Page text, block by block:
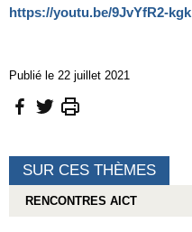
https://youtu.be/9JvYfR2-kgk
Publié le 22 juillet 2021
SUR CES THÈMES
RENCONTRES AICT